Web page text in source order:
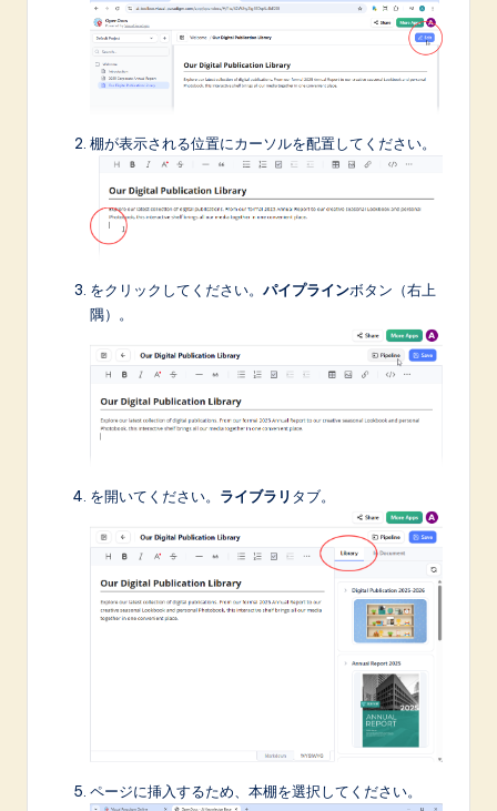
棚が表示される位置にカーソルを配置してください。
をクリックしてください。 パイプラインボタン（右上
隅）。
を開いてください。 ライブラリタブ。
ページに挿入するため、本棚を選択してください。